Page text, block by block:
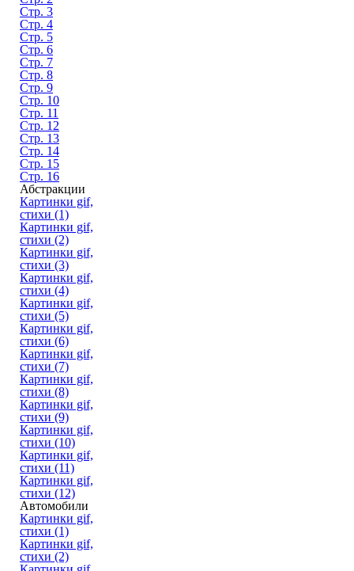
Стр. 3
Стр. 4
Стр. 5
Стр. 6
Стр. 7
Стр. 8
Стр. 9
Стр. 10
Стр. 11
Стр. 12
Стр. 13
Стр. 14
Стр. 15
Стр. 16
Абстракции
Картинки gif,
стихи (1)
Картинки gif,
стихи (2)
Картинки gif,
стихи (3)
Картинки gif,
стихи (4)
Картинки gif,
стихи (5)
Картинки gif,
стихи (6)
Картинки gif,
стихи (7)
Картинки gif,
стихи (8)
Картинки gif,
стихи (9)
Картинки gif,
стихи (10)
Картинки gif,
стихи (11)
Картинки gif,
стихи (12)
Автомобили
Картинки gif,
стихи (1)
Картинки gif,
стихи (2)